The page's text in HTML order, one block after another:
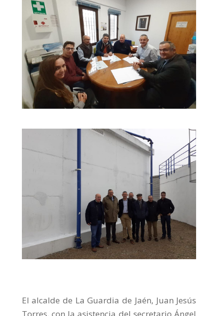
El alcalde de La Guardia de Jaén, Juan Jesús
Torres, con la asistencia del secretario Ángel